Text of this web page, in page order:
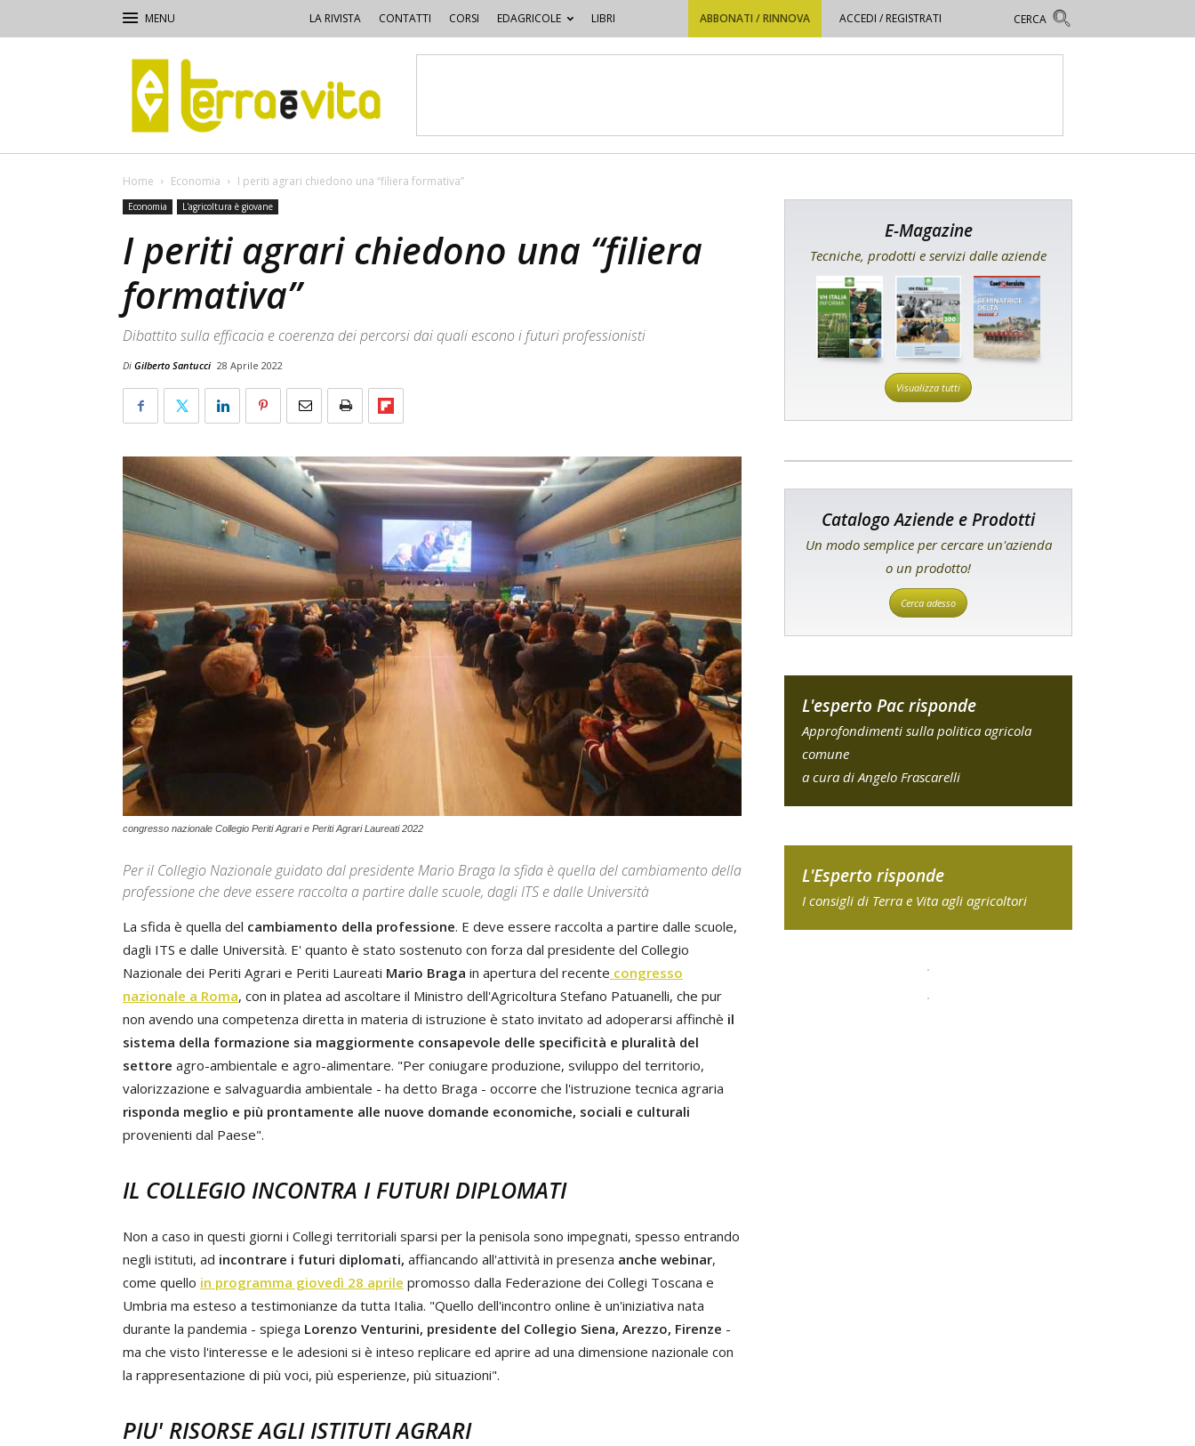
LA RIVISTA CONTATTI CORSI EDAGRICOLE LIBRI ABBONATI / RINNOVA ACCEDI / REGISTRATI
Terra
e
Vita
Home Economia I periti agrari chiedono una “filiera formativa”
Economia L'agricoltura è giovane
I periti agrari chiedono una “filiera
formativa”
Dibattito sulla efficacia e coerenza dei percorsi dai quali escono i futuri professionisti
Di Gilberto Santucci 28 Aprile 2022
congresso nazionale Collegio Periti Agrari e Periti Agrari Laureati 2022
Per il Collegio Nazionale guidato dal presidente Mario Braga la sfida è quella del cambiamento della
professione che deve essere raccolta a partire dalle scuole, dagli ITS e dalle Università
La sfida è quella del cambiamento della professione. E deve essere raccolta a partire dalle scuole,
dagli ITS e dalle Università. E' quanto è stato sostenuto con forza dal presidente del Collegio
Nazionale dei Periti Agrari e Periti Laureati Mario Braga in apertura del recente congresso
nazionale a Roma, con in platea ad ascoltare il Ministro dell'Agricoltura Stefano Patuanelli, che pur
non avendo una competenza diretta in materia di istruzione è stato invitato ad adoperarsi affinchè il
sistema della formazione sia maggiormente consapevole delle specificità e pluralità del
settore agro-ambientale e agro-alimentare. "Per coniugare produzione, sviluppo del territorio,
valorizzazione e salvaguardia ambientale - ha detto Braga - occorre che l'istruzione tecnica agraria
risponda meglio e più prontamente alle nuove domande economiche, sociali e culturali
provenienti dal Paese".
IL COLLEGIO INCONTRA I FUTURI DIPLOMATI
Non a caso in questi giorni i Collegi territoriali sparsi per la penisola sono impegnati, spesso entrando
negli istituti, ad incontrare i futuri diplomati, affiancando all'attività in presenza anche webinar,
come quello in programma giovedì 28 aprile promosso dalla Federazione dei Collegi Toscana e
Umbria ma esteso a testimonianze da tutta Italia. "Quello dell'incontro online è un'iniziativa nata
durante la pandemia - spiega Lorenzo Venturini, presidente del Collegio Siena, Arezzo, Firenze -
ma che visto l'interesse e le adesioni si è inteso replicare ed aprire ad una dimensione nazionale con
la rappresentazione di più voci, più esperienze, più situazioni".
PIU' RISORSE AGLI ISTITUTI AGRARI
E-Magazine
Tecniche, prodotti e servizi dalle aziende
Visualizza tutti
Catalogo Aziende e Prodotti
Un modo semplice per cercare un'azienda
o un prodotto!
Cerca adesso
L'esperto Pac risponde
Approfondimenti sulla politica agricola
comune
a cura di Angelo Frascarelli
L'Esperto risponde
I consigli di Terra e Vita agli agricoltori